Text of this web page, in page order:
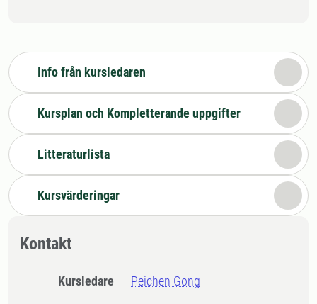
Info från kursledaren
Kursplan och Kompletterande uppgifter
Litteraturlista
Kursvärderingar
Kontakt
Kursledare Peichen Gong